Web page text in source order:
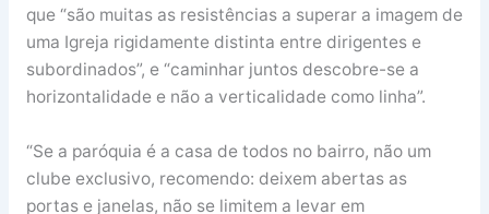
que “são muitas as resistências a superar a imagem de
uma Igreja rigidamente distinta entre dirigentes e
subordinados”, e “caminhar juntos descobre-se a
horizontalidade e não a verticalidade como linha”.
“Se a paróquia é a casa de todos no bairro, não um
clube exclusivo, recomendo: deixem abertas as
portas e janelas, não se limitem a levar em